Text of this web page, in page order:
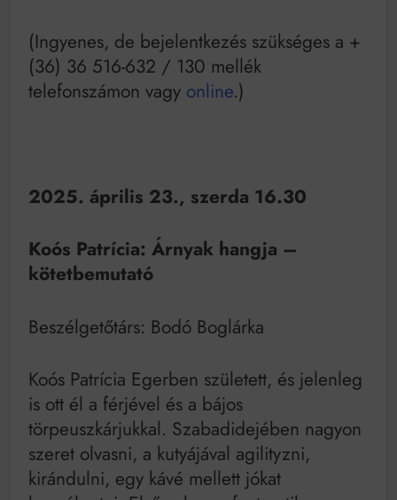
(Ingyenes, de bejelentkezés szükséges a +
(36) 36 516-632 / 130 mellék
telefonszámon vagy online.)
2025. április 23., szerda 16.30
Koós Patrícia: Árnyak hangja –
kötetbemutató
Beszélgetőtárs: Bodó Boglárka
Koós Patrícia Egerben született, és jelenleg
is ott él a férjével és a bájos
törpeuszkárjukkal. Szabadidejében nagyon
szeret olvasni, a kutyájával agilityzni,
kirándulni, egy kávé mellett jókat